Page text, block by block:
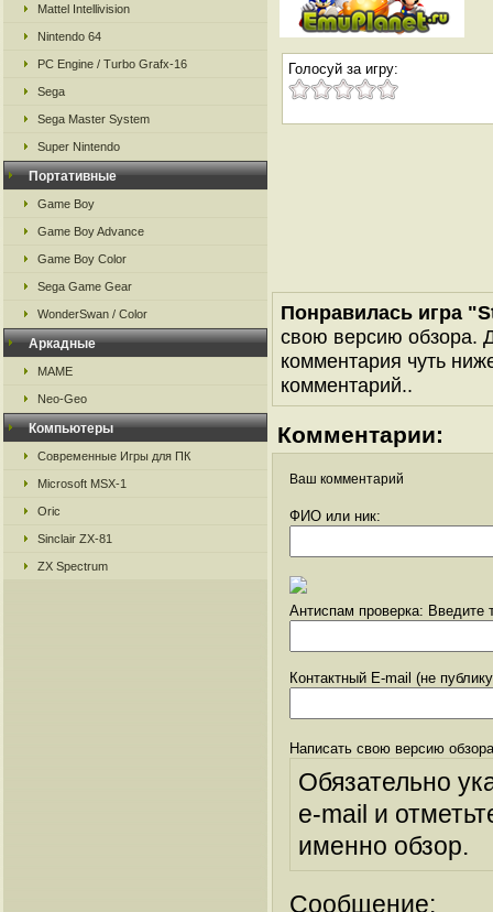
Mattel Intellivision
Nintendo 64
PC Engine / Turbo Grafx-16
Sega
Sega Master System
Super Nintendo
Портативные
Game Boy
Game Boy Advance
Game Boy Color
Sega Game Gear
WonderSwan / Color
Аркадные
MAME
Neo-Geo
Компьютеры
Современные Игры для ПК
Microsoft MSX-1
Oric
Sinclair ZX-81
ZX Spectrum
Голосуй за игру:
Понравилась игра
свою версию обзора.
комментария чуть
комментарий..
Комментарии:
Ваш комментарий
ФИО или ник:
Антиспам проверка: Введите
Контактный E-mail (не
Написать свою версию
Обязательно
e-mail и
именно обзор.
Сообщение: